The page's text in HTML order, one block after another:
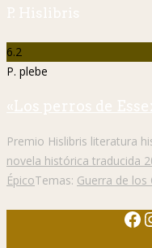
P. Hislibris
6.2
P. plebe
«Los perros de
Premio Hislibris literatura
novela histórica traducida
ÉpicoTemas: Guerra de los